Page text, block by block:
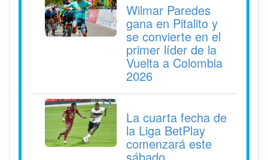
Wilmar Paredes
gana en Pitalito y
se convierte en el
primer líder de la
Vuelta a Colombia
2026
La cuarta fecha de
la Liga BetPlay
comenzará este